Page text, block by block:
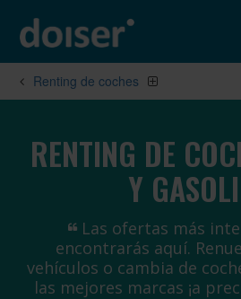
Renting de coches
RENTING DE
Y
Las ofertas más
encontrarás aquí.
vehículos o cambia de
las mejores marcas ¡a